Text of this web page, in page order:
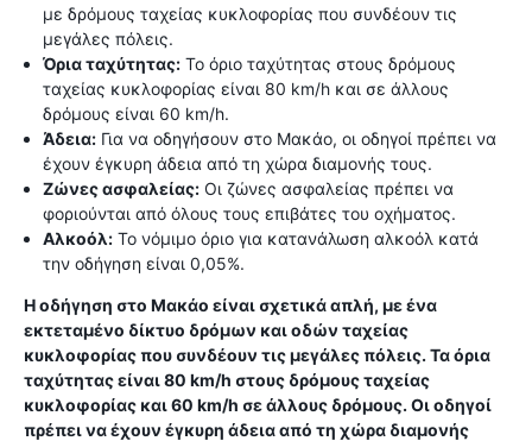
με δρόμους ταχείας κυκλοφορίας που συνδέουν τις
μεγάλες πόλεις.
Όρια ταχύτητας: Το όριο ταχύτητας στους δρόμους
ταχείας κυκλοφορίας είναι 80 km/h και σε άλλους
δρόμους είναι 60 km/h.
Άδεια: Για να οδηγήσουν στο Μακάο, οι οδηγοί πρέπει να
έχουν έγκυρη άδεια από τη χώρα διαμονής τους.
Ζώνες ασφαλείας: Οι ζώνες ασφαλείας πρέπει να
φοριούνται από όλους τους επιβάτες του οχήματος.
Αλκοόλ: Το νόμιμο όριο για κατανάλωση αλκοόλ κατά
την οδήγηση είναι 0,05%.
Η οδήγηση στο Μακάο είναι σχετικά απλή, με ένα
εκτεταμένο δίκτυο δρόμων και οδών ταχείας
κυκλοφορίας που συνδέουν τις μεγάλες πόλεις. Τα όρια
ταχύτητας είναι 80 km/h στους δρόμους ταχείας
κυκλοφορίας και 60 km/h σε άλλους δρόμους. Οι οδηγοί
πρέπει να έχουν έγκυρη άδεια από τη χώρα διαμονής